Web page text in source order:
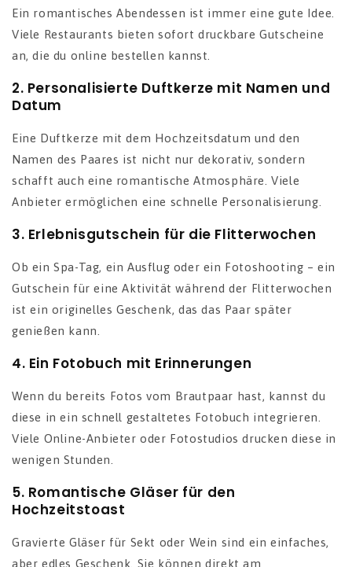
Ein romantisches Abendessen ist immer eine gute Idee.
Viele Restaurants bieten sofort druckbare Gutscheine
an, die du online bestellen kannst.
2. Personalisierte Duftkerze mit Namen und
Datum
Eine Duftkerze mit dem Hochzeitsdatum und den
Namen des Paares ist nicht nur dekorativ, sondern
schafft auch eine romantische Atmosphäre. Viele
Anbieter ermöglichen eine schnelle Personalisierung.
3. Erlebnisgutschein für die Flitterwochen
Ob ein Spa-Tag, ein Ausflug oder ein Fotoshooting – ein
Gutschein für eine Aktivität während der Flitterwochen
ist ein originelles Geschenk, das das Paar später
genießen kann.
4. Ein Fotobuch mit Erinnerungen
Wenn du bereits Fotos vom Brautpaar hast, kannst du
diese in ein schnell gestaltetes Fotobuch integrieren.
Viele Online-Anbieter oder Fotostudios drucken diese in
wenigen Stunden.
5. Romantische Gläser für den
Hochzeitstoast
Gravierte Gläser für Sekt oder Wein sind ein einfaches,
aber edles Geschenk. Sie können direkt am